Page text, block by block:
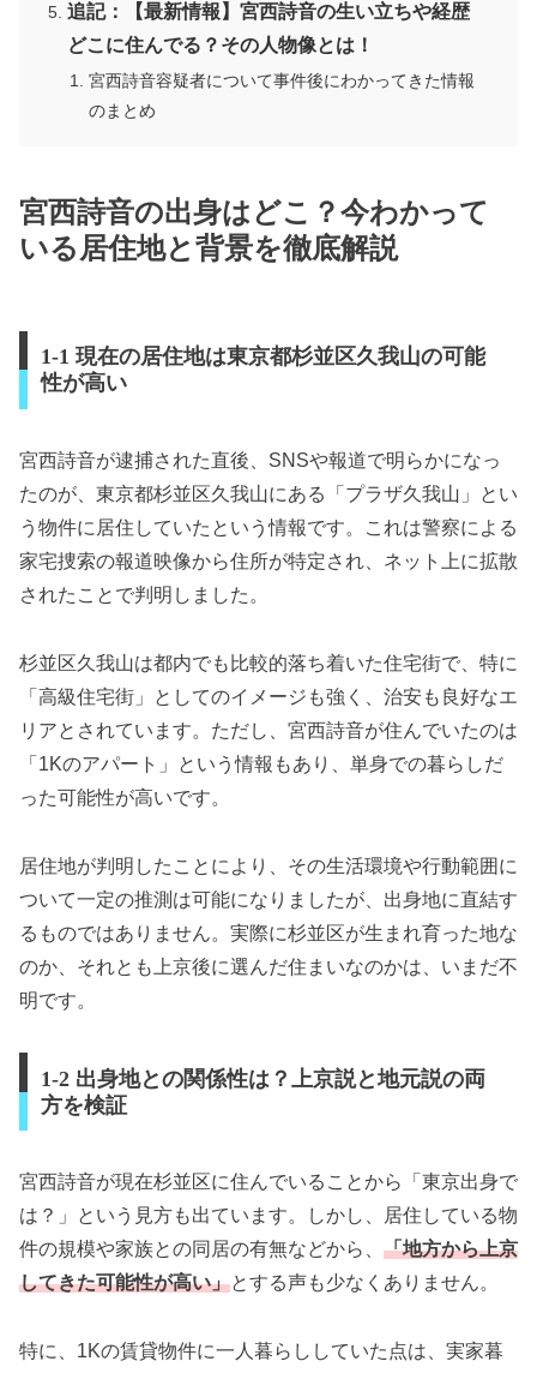
追記：【最新情報】宮西詩音の生い立ちや経歴
どこに住んでる？その人物像とは！
宮西詩音容疑者について事件後にわかってきた情報
のまとめ
宮西詩音の出身はどこ？今わかって
いる居住地と背景を徹底解説
1-1 現在の居住地は東京都杉並区久我山の可能
性が高い
宮西詩音が逮捕された直後、SNSや報道で明らかになっ
たのが、東京都杉並区久我山にある「プラザ久我山」とい
う物件に居住していたという情報です。これは警察による
家宅捜索の報道映像から住所が特定され、ネット上に拡散
されたことで判明しました。
杉並区久我山は都内でも比較的落ち着いた住宅街で、特に
「高級住宅街」としてのイメージも強く、治安も良好なエ
リアとされています。ただし、宮西詩音が住んでいたのは
「1Kのアパート」という情報もあり、単身での暮らしだ
った可能性が高いです。
居住地が判明したことにより、その生活環境や行動範囲に
ついて一定の推測は可能になりましたが、出身地に直結す
るものではありません。実際に杉並区が生まれ育った地な
のか、それとも上京後に選んだ住まいなのかは、いまだ不
明です。
1-2 出身地との関係性は？上京説と地元説の両
方を検証
宮西詩音が現在杉並区に住んでいることから「東京出身で
は？」という見方も出ています。しかし、居住している物
件の規模や家族との同居の有無などから、 「地方から上京
してきた可能性が高い」とする声も少なくありません。
特に、1Kの賃貸物件に一人暮らししていた点は、実家暮